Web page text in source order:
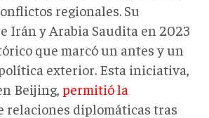
regionales. Su
Irán y Arabia Saudita en 2023
que marcó un antes y un
exterior. Esta iniciativa,
Beijing, permitió la
relaciones diplomáticas tras